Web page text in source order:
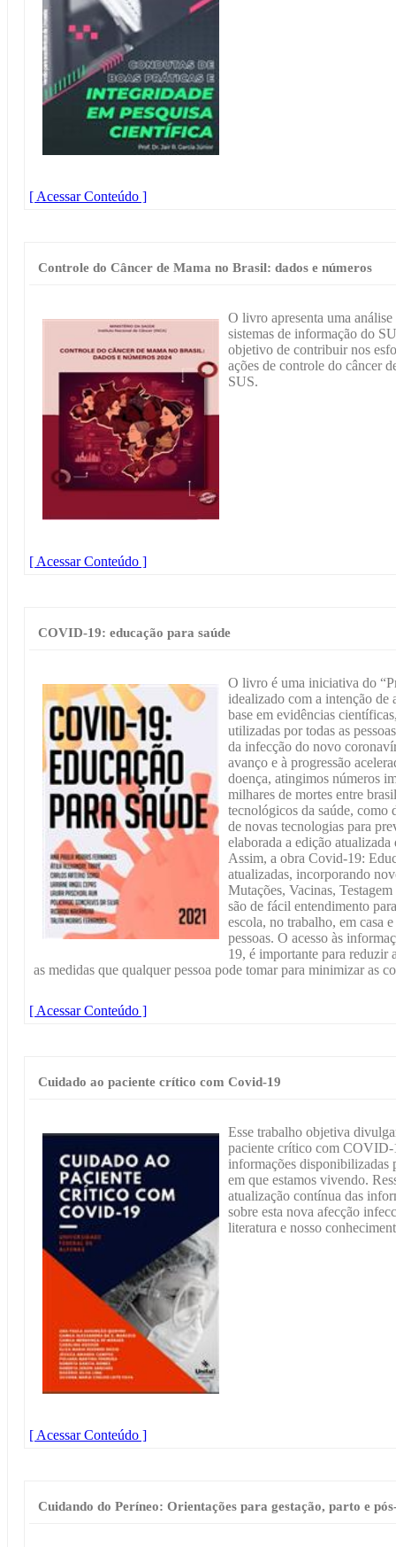
[ Acessar Conteúdo ]
Controle do Câncer de Mama no Brasil: dados e números
O livro apresenta uma
sistemas de informação do
objetivo de contribuir nos
ações de controle do câncer
SUS.
[ Acessar Conteúdo ]
COVID-19: educação para saúde
O livro é uma iniciativa do
idealizado com a intenção de
base em evidências
utilizadas por todas as
da infecção do novo
avanço e à progressão
doença, atingimos números
milhares de mortes entre
tecnológicos da saúde, como
de novas tecnologias para
elaborada a edição
Assim, a obra Covid-19:
atualizadas, incorporando
Mutações, Vacinas,
são de fácil entendimento
escola, no trabalho, em casa
pessoas. O acesso às
19, é importante para reduzir
as medidas que qualquer pessoa pode tomar para minimizar as
[ Acessar Conteúdo ]
Cuidado ao paciente crítico com Covid-19
Esse trabalho objetiva
paciente crítico com COVID-
informações disponibilizadas
em que estamos vivendo.
atualização contínua das
sobre esta nova afecção
literatura e nosso
[ Acessar Conteúdo ]
Cuidando do Períneo: Orientações para gestação, parto e